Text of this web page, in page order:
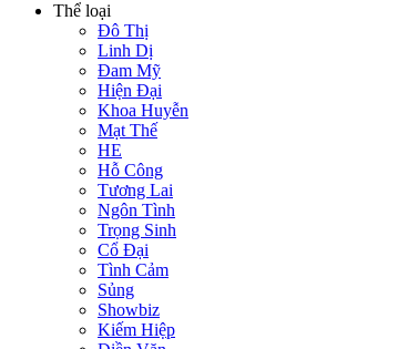
Thể loại
Đô Thị
Linh Dị
Đam Mỹ
Hiện Đại
Khoa Huyễn
Mạt Thế
HE
Hỗ Công
Tương Lai
Ngôn Tình
Trọng Sinh
Cổ Đại
Tình Cảm
Sủng
Showbiz
Kiếm Hiệp